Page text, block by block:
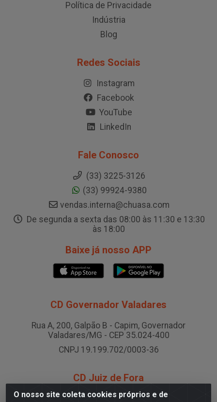
O nosso site coleta cookies próprios e de
Política de Privacidade
Indústria
Blog
Redes Sociais
Instagram
Facebook
YouTube
LinkedIn
Fale Conosco
(33) 3225-3126
(33) 99924-9380
vendas.interna@chuasa.com
De segunda a sexta das 08:00 às 11:30 e 13:30
às 18:00
Baixe já nosso APP
CD Governador Valadares
Rua A, 200, Galpão B - Capim, Governador
Valadares/MG - CEP 35.024-400
CNPJ 19.199.702/0003-36
CD Juiz de Fora
Rodovia BR-040 , Nº 0, Área B2 Condominio Brasil LOG